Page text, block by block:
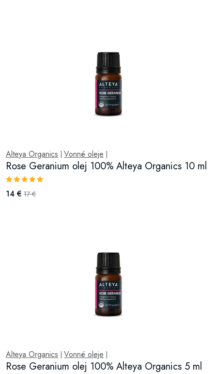
Alteya Organics Vonné oleje
Rose Geranium olej 100% Alteya Organics 10 ml
14 € 17 €
Alteya Organics Vonné oleje
Rose Geranium olej 100% Alteya Organics 5 ml